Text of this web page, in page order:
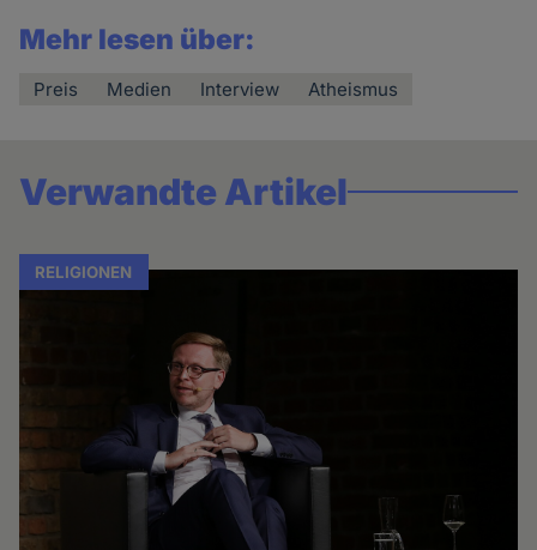
Mehr lesen über:
Preis Medien Interview Atheismus
Verwandte Artikel
RELIGIONEN